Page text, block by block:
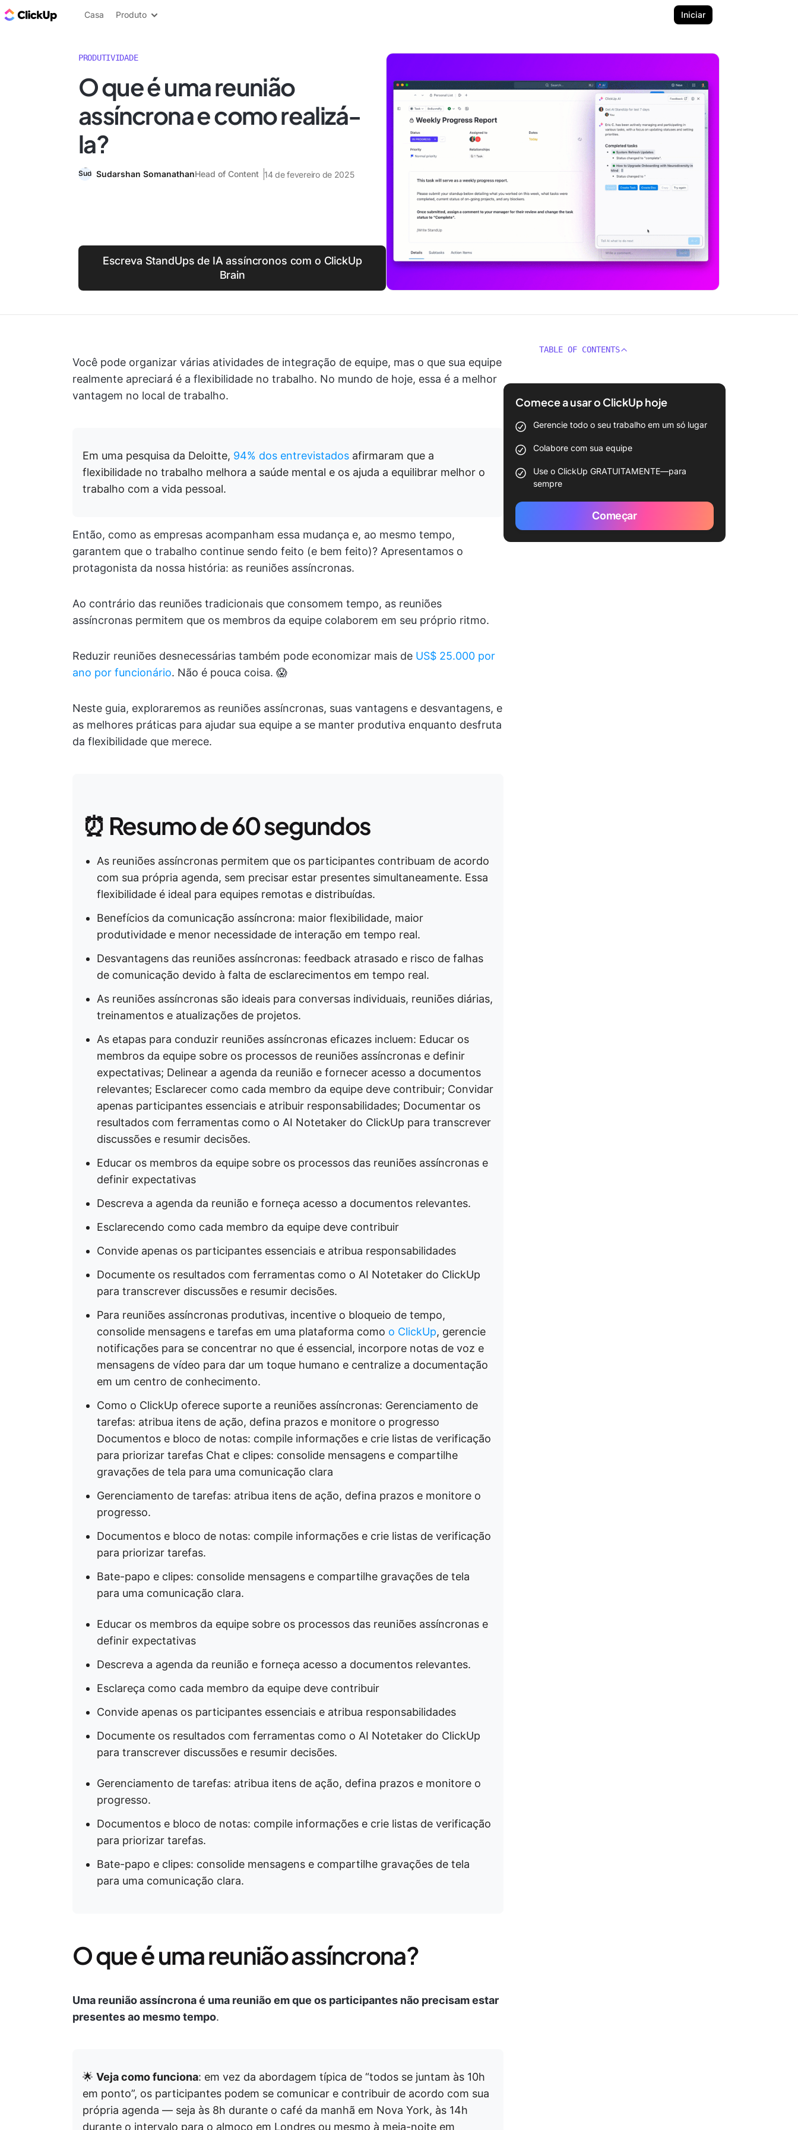
ClickUp Blogue
Casa Produto Iniciar
PRODUTIVIDADE
O que é uma reunião
assíncrona e como realizá-
la?
Sudarshan SomanathanHead of Content 14 de fevereiro de 2025
Escreva StandUps de IA assíncronos com o ClickUp
Brain
Você pode organizar várias atividades de integração de equipe, mas o que sua equipe
realmente apreciará é a flexibilidade no trabalho. No mundo de hoje, essa é a melhor
vantagem no local de trabalho.
Em uma pesquisa da Deloitte, 94% dos entrevistados afirmaram que a
flexibilidade no trabalho melhora a saúde mental e os ajuda a equilibrar melhor o
trabalho com a vida pessoal.
Então, como as empresas acompanham essa mudança e, ao mesmo tempo,
garantem que o trabalho continue sendo feito (e bem feito)? Apresentamos o
protagonista da nossa história: as reuniões assíncronas.
Ao contrário das reuniões tradicionais que consomem tempo, as reuniões
assíncronas permitem que os membros da equipe colaborem em seu próprio ritmo.
Reduzir reuniões desnecessárias também pode economizar mais de US$ 25.000 por
ano por funcionário. Não é pouca coisa. 😱
Neste guia, exploraremos as reuniões assíncronas, suas vantagens e desvantagens, e
as melhores práticas para ajudar sua equipe a se manter produtiva enquanto desfruta
da flexibilidade que merece.
⏰ Resumo de 60 segundos
As reuniões assíncronas permitem que os participantes contribuam de acordo
com sua própria agenda, sem precisar estar presentes simultaneamente. Essa
flexibilidade é ideal para equipes remotas e distribuídas.
Benefícios da comunicação assíncrona: maior flexibilidade, maior
produtividade e menor necessidade de interação em tempo real.
Desvantagens das reuniões assíncronas: feedback atrasado e risco de falhas
de comunicação devido à falta de esclarecimentos em tempo real.
As reuniões assíncronas são ideais para conversas individuais, reuniões diárias,
treinamentos e atualizações de projetos.
As etapas para conduzir reuniões assíncronas eficazes incluem: Educar os
membros da equipe sobre os processos de reuniões assíncronas e definir
expectativas; Delinear a agenda da reunião e fornecer acesso a documentos
relevantes; Esclarecer como cada membro da equipe deve contribuir; Convidar
apenas participantes essenciais e atribuir responsabilidades; Documentar os
resultados com ferramentas como o AI Notetaker do ClickUp para transcrever
discussões e resumir decisões.
Educar os membros da equipe sobre os processos das reuniões assíncronas e
definir expectativas
Descreva a agenda da reunião e forneça acesso a documentos relevantes.
Esclarecendo como cada membro da equipe deve contribuir
Convide apenas os participantes essenciais e atribua responsabilidades
Documente os resultados com ferramentas como o AI Notetaker do ClickUp
para transcrever discussões e resumir decisões.
Para reuniões assíncronas produtivas, incentive o bloqueio de tempo,
consolide mensagens e tarefas em uma plataforma como o ClickUp, gerencie
notificações para se concentrar no que é essencial, incorpore notas de voz e
mensagens de vídeo para dar um toque humano e centralize a documentação
em um centro de conhecimento.
Como o ClickUp oferece suporte a reuniões assíncronas: Gerenciamento de
tarefas: atribua itens de ação, defina prazos e monitore o progresso
Documentos e bloco de notas: compile informações e crie listas de verificação
para priorizar tarefas Chat e clipes: consolide mensagens e compartilhe
gravações de tela para uma comunicação clara
Gerenciamento de tarefas: atribua itens de ação, defina prazos e monitore o
progresso.
Documentos e bloco de notas: compile informações e crie listas de verificação
para priorizar tarefas.
Bate-papo e clipes: consolide mensagens e compartilhe gravações de tela
para uma comunicação clara.
Educar os membros da equipe sobre os processos das reuniões assíncronas e
definir expectativas
Descreva a agenda da reunião e forneça acesso a documentos relevantes.
Esclareça como cada membro da equipe deve contribuir
Convide apenas os participantes essenciais e atribua responsabilidades
Documente os resultados com ferramentas como o AI Notetaker do ClickUp
para transcrever discussões e resumir decisões.
Gerenciamento de tarefas: atribua itens de ação, defina prazos e monitore o
progresso.
Documentos e bloco de notas: compile informações e crie listas de verificação
para priorizar tarefas.
Bate-papo e clipes: consolide mensagens e compartilhe gravações de tela
para uma comunicação clara.
O que é uma reunião assíncrona?
Uma reunião assíncrona é uma reunião em que os participantes não precisam estar
presentes ao mesmo tempo.
🌟 Veja como funciona: em vez da abordagem típica de “todos se juntam às 10h
em ponto”, os participantes podem se comunicar e contribuir de acordo com sua
própria agenda — seja às 8h durante o café da manhã em Nova York, às 14h
durante o intervalo para o almoço em Londres ou mesmo à meia-noite em
TABLE OF CONTENTS
Comece a usar o ClickUp hoje
Gerencie todo o seu trabalho em um só lugar
Colabore com sua equipe
Use o ClickUp GRATUITAMENTE—para
sempre
Começar